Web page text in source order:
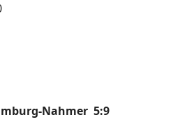
Nahmer 5:9